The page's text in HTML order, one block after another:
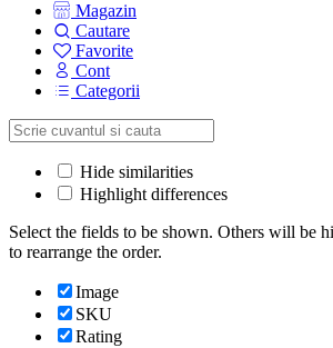
Magazin
Cautare
Favorite
Cont
Categorii
Hide similarities
Highlight differences
Select the fields to be shown. Others will be
to rearrange the order.
Image
SKU
Rating